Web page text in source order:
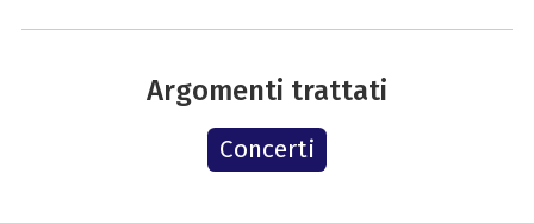
Argomenti trattati
Concerti